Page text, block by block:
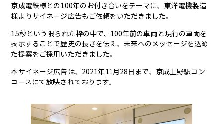
京成電鉄様との100年のお付き合いをテーマに、東洋電機製造
様よりサイネージ広告もご依頼をいただきました。
15秒という限られた枠の中で、100年前の車両と現行の車両を
表示することで歴史の長さを伝え、未来へのメッセージを込め
た提案をご採用いただきました。
本サイネージ広告は、2021年11月28日まで、京成上野駅コン
コースにて放映されております。